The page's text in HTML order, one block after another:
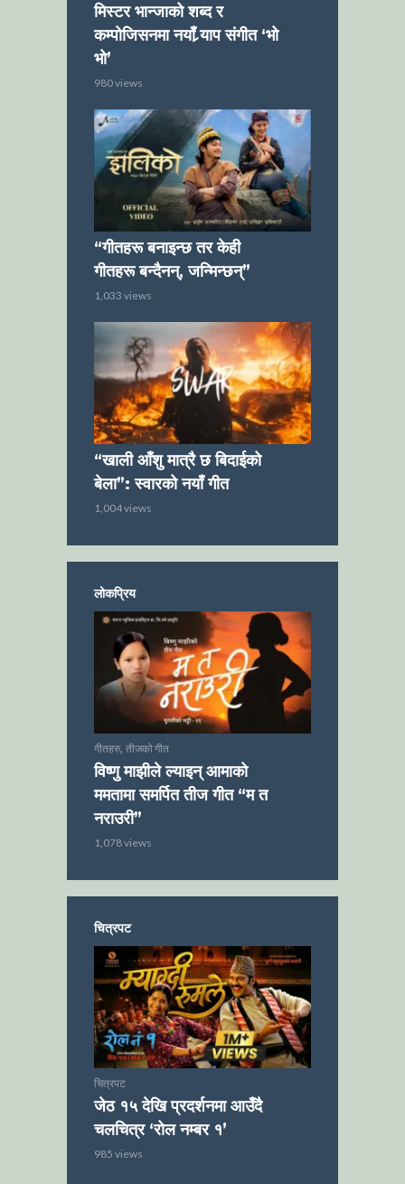
मिस्टर भान्जाको शब्द र
कम्पोजिसनमा नयाँ र्‍याप संगीत ‘भो
भो’
980 views
“गीतहरू बनाइन्छ तर केही
गीतहरू बन्दैनन्, जन्मिन्छन्”
1,033 views
“खाली आँशु मात्रै छ बिदाईको
बेला”: स्वारको नयाँ गीत
1,004 views
लोकप्रिय
गीतहरु, तीजको गीत
विष्णु माझीले ल्याइन् आमाको
ममतामा समर्पित तीज गीत “म त
नराउरी”
1,078 views
चित्रपट
चित्रपट
जेठ १५ देखि प्रदर्शनमा आउँदै
चलचित्र ‘रोल नम्बर १’
985 views